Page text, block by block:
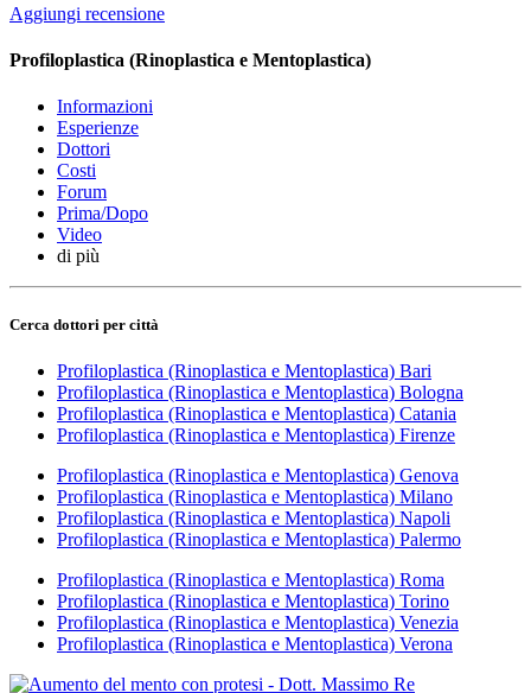
Aggiungi recensione
Profiloplastica (Rinoplastica e Mentoplastica)
Informazioni
Esperienze
Dottori
Costi
Forum
Prima/Dopo
Video
di più
Cerca dottori per città
Profiloplastica (Rinoplastica e Mentoplastica) Bari
Profiloplastica (Rinoplastica e Mentoplastica) Bologna
Profiloplastica (Rinoplastica e Mentoplastica) Catania
Profiloplastica (Rinoplastica e Mentoplastica) Firenze
Profiloplastica (Rinoplastica e Mentoplastica) Genova
Profiloplastica (Rinoplastica e Mentoplastica) Milano
Profiloplastica (Rinoplastica e Mentoplastica) Napoli
Profiloplastica (Rinoplastica e Mentoplastica) Palermo
Profiloplastica (Rinoplastica e Mentoplastica) Roma
Profiloplastica (Rinoplastica e Mentoplastica) Torino
Profiloplastica (Rinoplastica e Mentoplastica) Venezia
Profiloplastica (Rinoplastica e Mentoplastica) Verona